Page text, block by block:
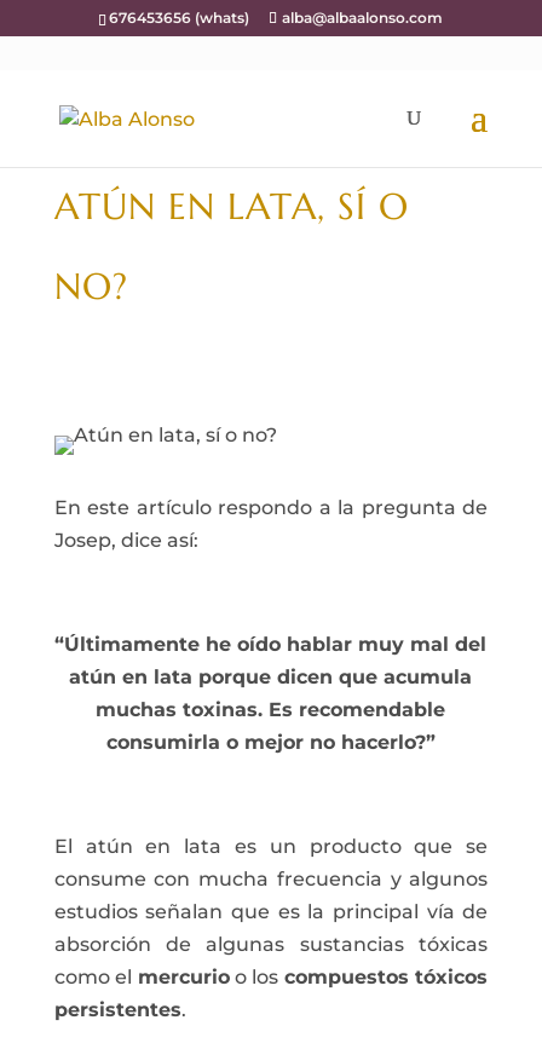
676453656 (whats) alba@albaalonso.com
ATÚN EN LATA, SÍ O
NO?
En este artículo respondo a la pregunta de
Josep, dice así:
“Últimamente he oído hablar muy mal del
atún en lata porque dicen que acumula
muchas toxinas. Es recomendable
consumirla o mejor no hacerlo?”
El atún en lata es un producto que se
consume con mucha frecuencia y algunos
estudios señalan que es la principal vía de
absorción de algunas sustancias tóxicas
como el mercurioo los compuestos tóxicos
persistentes.